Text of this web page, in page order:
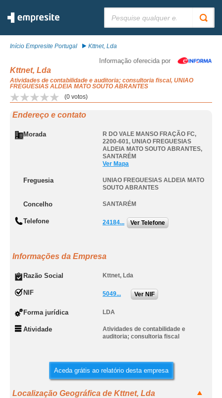
Início Empresite Portugal Kttnet, Lda
Informação oferecida por
Kttnet, Lda
Atividades de contabilidade e auditoria; consultoria fiscal, UNIAO
FREGUESIAS ALDEIA MATO SOUTO ABRANTES
(0 votos)
Endereço e contato
Morada
R DO VALE MANSO FRAÇÃO FC,
2200-601, UNIAO FREGUESIAS
ALDEIA MATO SOUTO ABRANTES,
SANTARÉM
Ver Mapa
Freguesia
UNIAO FREGUESIAS ALDEIA MATO
SOUTO ABRANTES
Concelho SANTARÉM
Telefone 24184... Ver Telefone
Informações da Empresa
Razão Social Kttnet, Lda
NIF 5049... Ver NIF
Forma jurídica LDA
Atividade
Atividades de contabilidade e
auditoria; consultoria fiscal
Aceda grátis ao relatório desta empresa
Localização Geográfica de Kttnet, Lda